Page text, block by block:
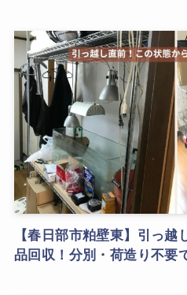
【春日部市粕壁東】引っ越
品回収！分別・荷造り不要